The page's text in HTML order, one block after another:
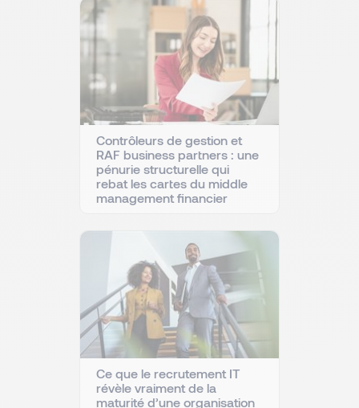
Contrôleurs de gestion et
RAF business partners : une
pénurie structurelle qui
rebat les cartes du middle
management financier
Ce que le recrutement IT
révèle vraiment de la
maturité d’une organisation